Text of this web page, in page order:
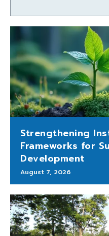
Strengthening
Frameworks for
Development
August 7, 2026